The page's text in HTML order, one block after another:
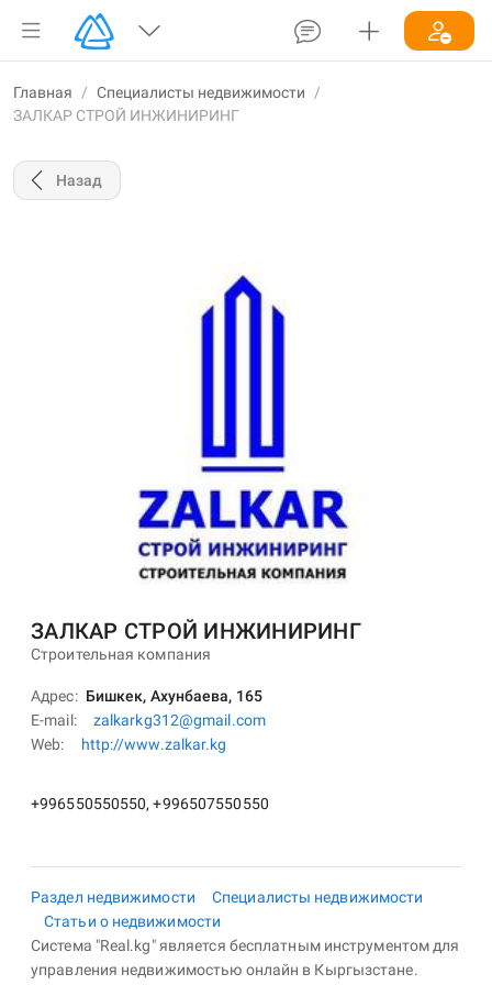
Главная / Специалисты недвижимости
/
ЗАЛКАР СТРОЙ ИНЖИНИРИНГ
Назад
ЗАЛКАР СТРОЙ ИНЖИНИРИНГ
Строительная компания
Адрес
Бишкек, Ахунбаева, 165
E-mail
zalkarkg312@gmail.com
Web
http://www.zalkar.kg
+996550550550, +996507550550
Раздел недвижимости
Специалисты недвижимости
Статьи о недвижимости
Система "Real.kg" является бесплатным инструментом для
управления недвижимостью онлайн в Кыргызстане.